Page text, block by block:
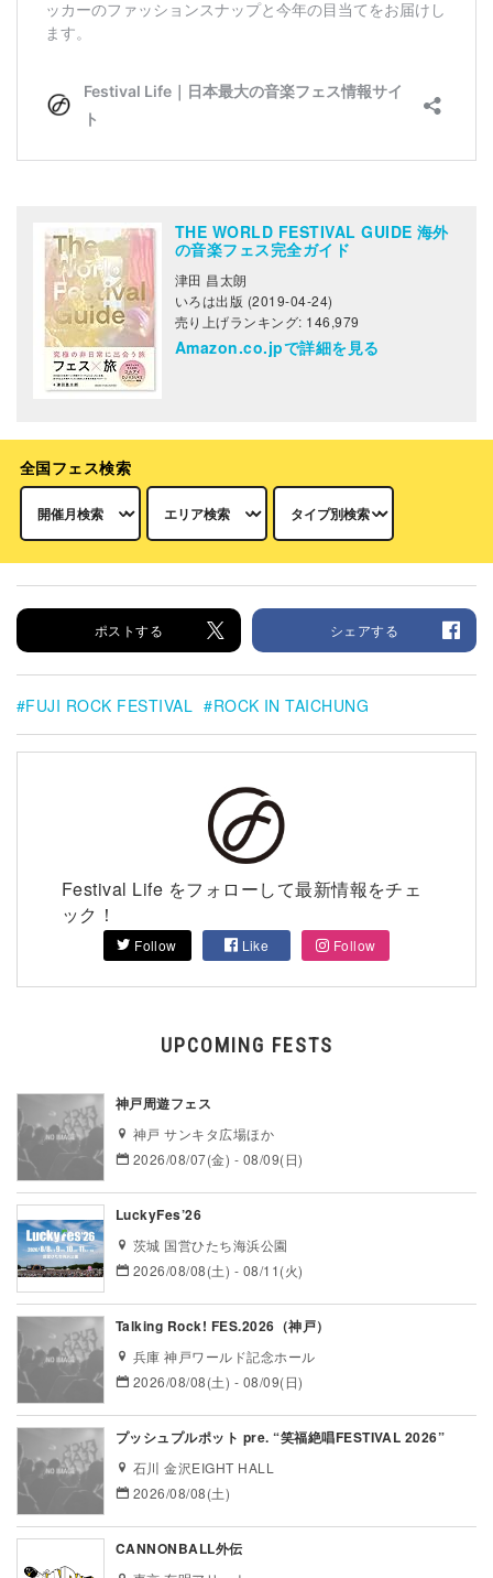
THE WORLD FESTIVAL GUIDE 海外
の音楽フェス完全ガイド
津田 昌太朗
いろは出版 (2019-04-24)
売り上げランキング: 146,979
Amazon.co.jpで詳細を見る
全国フェス検索
ポストする シェアする
FUJI ROCK FESTIVAL ROCK IN TAICHUNG
Festival Life をフォローして最新情報をチェ
ック！
Follow Like Follow
UPCOMING FESTS
神戸周遊フェス
神戸 サンキタ広場ほか
2026/08/07(金) - 08/09(日)
LuckyFes’26
茨城 国営ひたち海浜公園
2026/08/08(土) - 08/11(火)
Talking Rock! FES.2026（神戸）
兵庫 神戸ワールド記念ホール
2026/08/08(土) - 08/09(日)
プッシュプルポット pre. “笑福絶唱FESTIVAL 2026”
石川 金沢EIGHT HALL
2026/08/08(土)
CANNONBALL外伝